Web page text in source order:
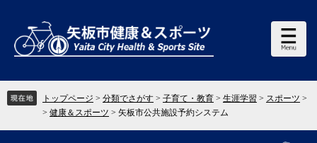
で
す。
ば
し
て
文
トップページ > 分類でさがす > 子育て・教育 > 生涯学習 > スポーツ >
> 健康＆スポーツ > 矢板市公共施設予約システム